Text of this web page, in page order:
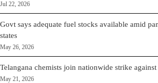
Jul 22, 2026
Govt says adequate fuel stocks available amid
states
May 26, 2026
Telangana chemists join nationwide strike
May 21, 2026